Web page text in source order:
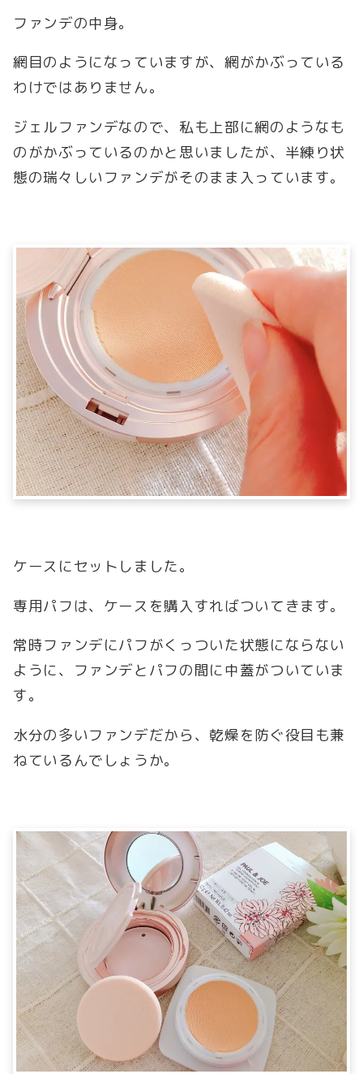
ファンデの中身。
網目のようになっていますが、網がかぶっている
わけではありません。
ジェルファンデなので、私も上部に網のようなも
のがかぶっているのかと思いましたが、半練り状
態の瑞々しいファンデがそのまま入っています。
ケースにセットしました。
専用パフは、ケースを購入すればついてきます。
常時ファンデにパフがくっついた状態にならない
ように、ファンデとパフの間に中蓋がついていま
す。
水分の多いファンデだから、乾燥を防ぐ役目も兼
ねているんでしょうか。